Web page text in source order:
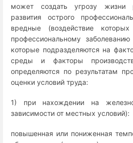
может создать угрозу жизни
развития острого
вредные (воздействие
профессиональному
которые подразделяются на
среды и факторы
определяются по результатам
оценки условий труда:
1) при нахождении на
зависимости от местных условий):
повышенная или пониженная